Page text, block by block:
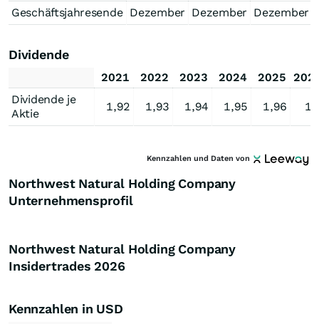
Geschäftsjahresende Dezember Dezember Dezember
Dividende
2021 2022 2023 2024 2025
Dividende je
Aktie
1,92 1,93 1,94 1,95 1,96
Kennzahlen und Daten von
Northwest Natural Holding Company
Unternehmensprofil
Northwest Natural Holding Company
Insidertrades 2026
Kennzahlen in USD